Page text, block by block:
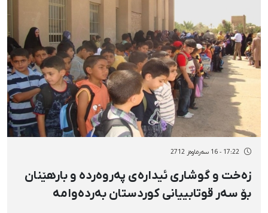
17:22 - 16 سەرماوەز 2712
زەخت و گوشاری ئیدارەی پەروەردە و بارهێنان
بۆ سەر قوتابییانی کوردستان بەردەوامە